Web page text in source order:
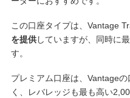
この口座タイプは、Vantage
を提供していますが、同時に
す。
プレミアム口座は、Vantage
く、レバレッジも最も高い